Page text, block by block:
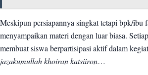
Meskipun persiapannya singkat tetapi bpk/ibu
menyampaikan materi dengan luar biasa.
membuat siswa berpartisipasi aktif dalam
jazakumullah khoiran katsiiron…